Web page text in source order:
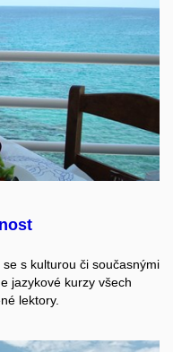
s kulturou či současnými
jazykové kurzy všech
lektory.